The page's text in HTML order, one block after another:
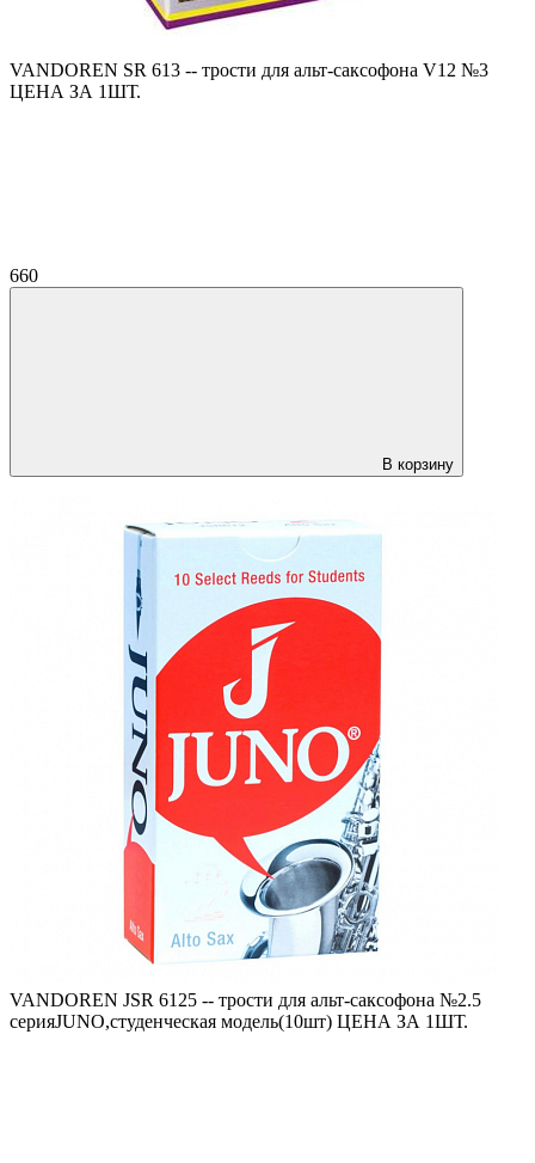
VANDOREN SR 613 -- трости для альт-саксофона V12 №3
ЦЕНА ЗА 1ШТ.
660
В корзину
VANDOREN JSR 6125 -- трости для альт-саксофона №2.5
серияJUNO,студенческая модель(10шт) ЦЕНА ЗА 1ШТ.